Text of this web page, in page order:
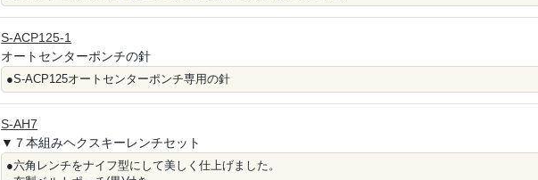
S-ACP125-1
オートセンターポンチの針
●S-ACP125オートセンターポンチ専用の針
S-AH7
▼７本組みヘクスキーレンチセット
●六角レンチをナイフ型にして美しく仕上げました。